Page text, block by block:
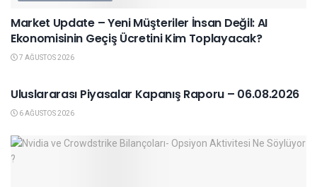
Market Update – Yeni Müşteriler İnsan Değil: AI
Ekonomisinin Geçiş Ücretini Kim Toplayacak?
7 AĞUSTOS 2026
Uluslararası Piyasalar Kapanış Raporu – 06.08.2026
6 AĞUSTOS 2026